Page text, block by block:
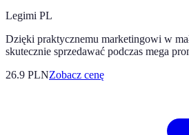
Legimi PL
Dzięki praktycznemu marketingowi w
skutecznie sprzedawać podczas mega
26.9 PLNZobacz cenę